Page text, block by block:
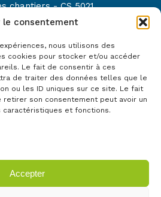
le consentement
nous utilisons des
cookies pour stocker et/ou accéder
Le fait de consentir à ces
de traiter des données telles que le
ou les ID uniques sur ce site. Le fait
retirer son consentement peut avoir un
et fonctions.
Accepter
chantiers - CS 5021
Saint-Nazaire
:02 40 22 52 42
contact@gist44.fr
partie du réseau :
GIST tous droits réservés